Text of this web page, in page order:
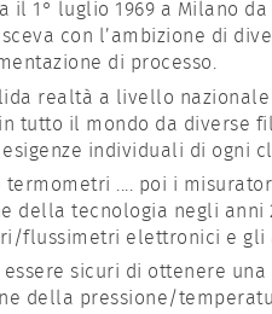
1° luglio 1969 a Milano da
con l’ambizione di
di processo.
realtà a livello
tutto il mondo da diverse
individuali di ogni
.... poi i
della tecnologia negli anni
flussimetri elettronici e gli
sicuri di ottenere
della pressione/